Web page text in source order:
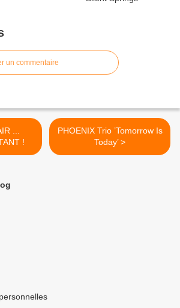
un commentaire
!
PHOENIX Trio ’Tomorrow Is
Today’ >